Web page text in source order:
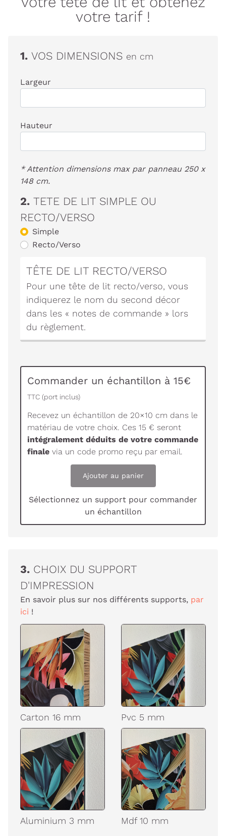
votre tarif !
1. VOS DIMENSIONS en cm
Largeur
Hauteur
* Attention dimensions max par panneau 250 x
148 cm.
2. TETE DE LIT SIMPLE OU
RECTO/VERSO
Simple
Recto/Verso
TÊTE DE LIT RECTO/VERSO
Pour une tête de lit recto/verso, vous
indiquerez le nom du second décor
dans les « notes de commande » lors
du règlement.
Commander un échantillon à 15€
TTC (port inclus)
Recevez un échantillon de 20×10 cm dans le
matériau de votre choix. Ces 15 € seront
intégralement déduits de votre commande
finale via un code promo reçu par email.
Ajouter au panier
Sélectionnez un support pour commander
un échantillon
3. CHOIX DU SUPPORT
D'IMPRESSION
En savoir plus sur nos différents supports, par
ici !
Carton 16 mm Pvc 5 mm
Aluminium 3 mm Mdf 10 mm